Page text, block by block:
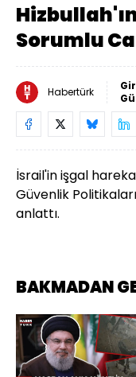
Sorumlu
Habertürk
İsrail'in işgal
Güvenlik
anlattı.
BAKMADAN